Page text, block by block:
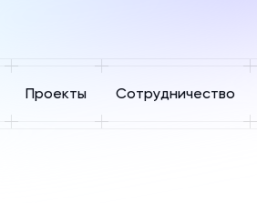
Проекты Сотрудничество